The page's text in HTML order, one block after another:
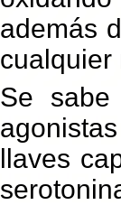
además
cualquier
Se
llaves